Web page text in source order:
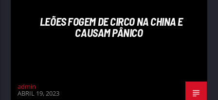
LEÕES FOGEM DE CIRCO NA CHINA E
CAUSAM PÂNICO
admin
ABRIL 19, 2023